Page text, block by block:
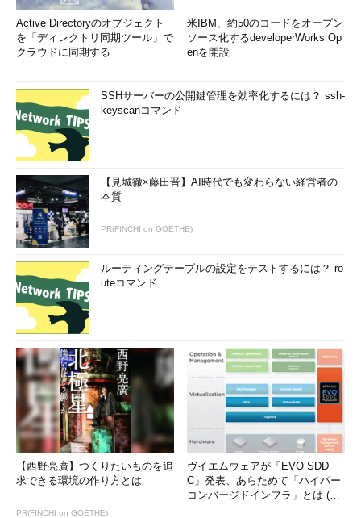
USB 3.x Micro-B（マイクロB）のコネクター
USB 2.0 Micro-A（マイクロA）
→ USB 2.0 Micro-A（マイクロA）コネクターの解説ページへ
USB 2.0 Micro-A（マイクロA）のコネクター
Active Directoryのオブジェクト
を「ディレクトリ同期ツール」で
クラウドに同期する
米IBM、約50のコードをオープン
ソース化するdeveloperWorks Op
enを開設
SSHサーバーの公開鍵管理を効率化するには？ ssh-
keyscanコマンド
【見城徹×藤田晋】AI時代でも変わらない経営者の
本質
PR(FINCHI on GOETHE)
ルーティングテーブルの設定をテストするには？ ro
uteコマンド
【西野亮廣】つくりたいものを追
求できる環境の作り方とは
PR(FINCHI on GOETHE)
ヴイエムウェアが「EVO SDD
C」発表、あらためて「ハイパー
コンバージドインフラ」とは (1/